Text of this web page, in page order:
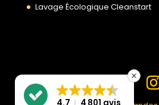
Lavage Écologique Cleanstart